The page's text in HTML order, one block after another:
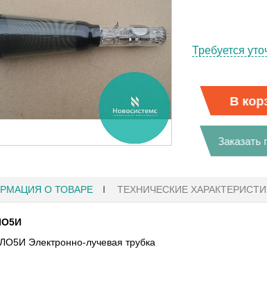
Требуется
В
Заказать
О ТОВАРЕ ТЕХНИЧЕСКИЕ
Электронно-лучевая трубка